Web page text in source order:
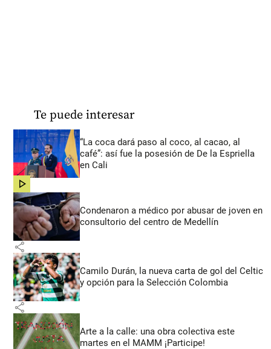
Te puede interesar
“La coca dará paso al coco, al cacao, al
café”: así fue la posesión de De la Espriella
en Cali
share
Condenaron a médico por abusar de joven en
consultorio del centro de Medellín
share
Camilo Durán, la nueva carta de gol del Celtic
y opción para la Selección Colombia
share
Arte a la calle: una obra colectiva este
martes en el MAMM ¡Participe!